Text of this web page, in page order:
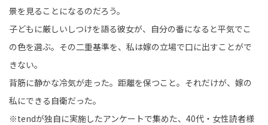
景を見ることになるのだろう。
子どもに厳しいしつけを語る彼女が、自分の番になると平気でこ
の色を選ぶ。その二重基準を、私は嫁の立場で口に出すことがで
きない。
背筋に静かな冷気が走った。距離を保つこと。それだけが、嫁の
私にできる自衛だった。
※tendが独自に実施したアンケートで集めた、40代・女性読者様